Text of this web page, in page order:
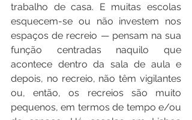
trabalho de casa. E muitas escolas
esquecem-se ou não investem nos
espaços de recreio — pensam na sua
função centradas naquilo que
acontece dentro da sala de aula e
depois, no recreio, não têm vigilantes
ou, então, os recreios são muito
pequenos, em termos de tempo e/ou